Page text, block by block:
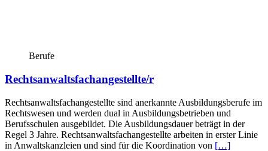
Berufe
Rechtsanwaltsfachangestellte/r
Rechtsanwaltsfachangestellte sind anerkannte Ausbildungsberufe im
Rechtswesen und werden dual in Ausbildungsbetrieben und
Berufsschulen ausgebildet. Die Ausbildungsdauer beträgt in der
Regel 3 Jahre. Rechtsanwaltsfachangestellte arbeiten in erster Linie
in Anwaltskanzleien und sind für die Koordination von […]